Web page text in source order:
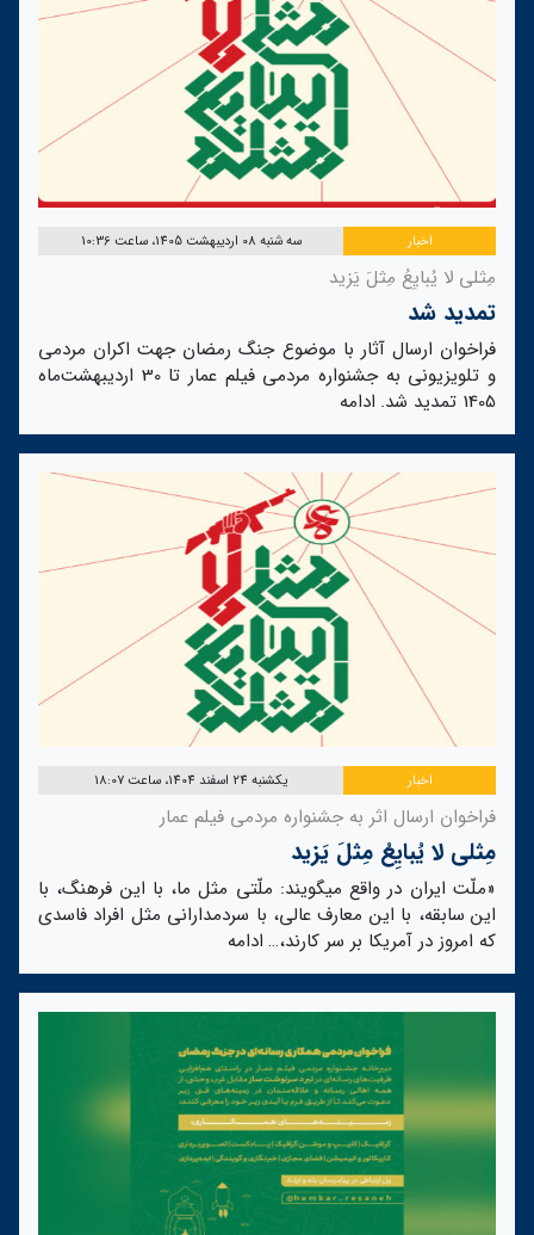
اخبار سه شنبه 08 اردیبهشت 1405، ساعت 10:36
مِثلی لا یُبایِعُ مِثلَ یَزید
تمدید شد
فراخوان ارسال آثار با موضوع جنگ رمضان جهت اکران مردمی
و تلویزیونی به جشنواره مردمی فیلم عمار تا 30 اردیبهشت‌ماه
1405 تمدید شد.
ادامه
اخبار یکشنبه 24 اسفند 1404، ساعت 18:07
فراخوان ارسال اثر به جشنواره مردمی فیلم عمار
مِثلی لا یُبایِعُ مِثلَ یَزید
«ملّت ایران در واقع میگویند: ملّتی مثل ما، با این فرهنگ، با
این سابقه، با این معارف عالی، با سردمدارانی مثل افراد فاسدی
که امروز در آمریکا بر سر کارند،… ادامه